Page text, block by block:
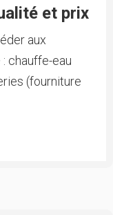
et prix
aux
chauffe-eau
(fourniture